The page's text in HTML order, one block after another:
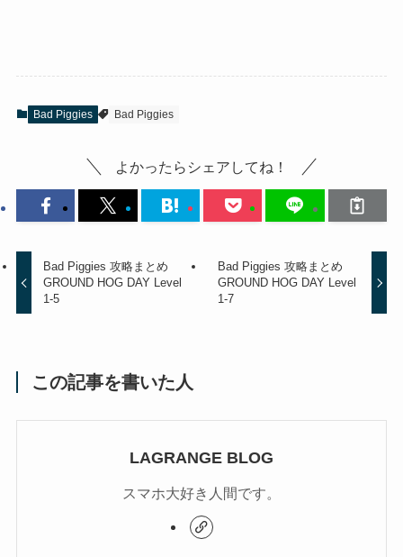
Bad Piggies Bad Piggies
よかったらシェアしてね！
Bad Piggies 攻略まとめ
GROUND HOG DAY Level
1-5
Bad Piggies 攻略まとめ
GROUND HOG DAY Level
1-7
この記事を書いた人
LAGRANGE BLOG
スマホ大好き人間です。